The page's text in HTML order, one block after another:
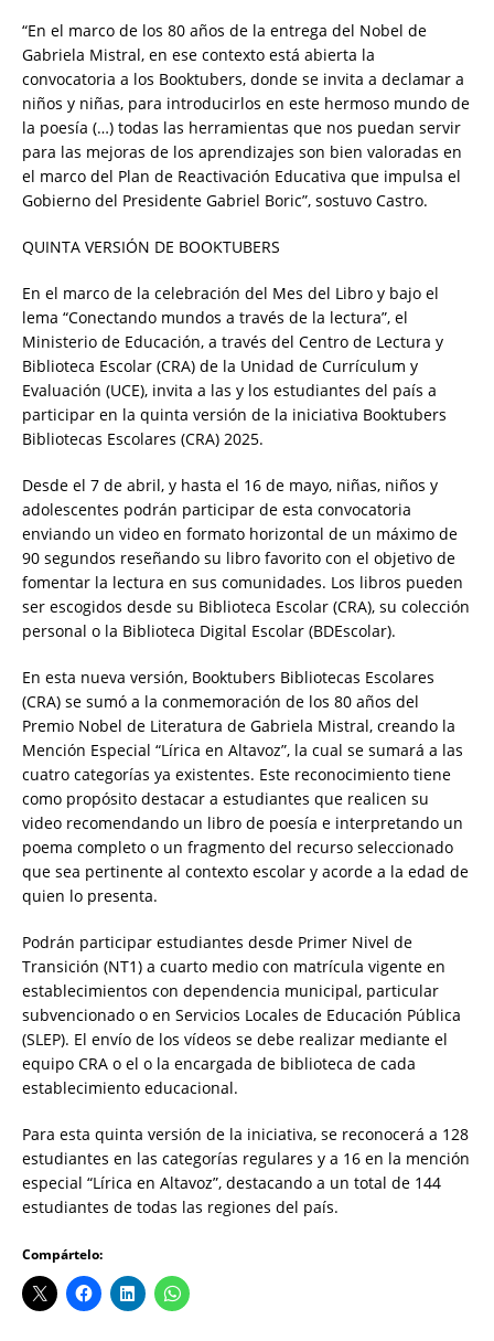
“En el marco de los 80 años de la entrega del Nobel de
Gabriela Mistral, en ese contexto está abierta la
convocatoria a los Booktubers, donde se invita a declamar a
niños y niñas, para introducirlos en este hermoso mundo de
la poesía (…) todas las herramientas que nos puedan servir
para las mejoras de los aprendizajes son bien valoradas en
el marco del Plan de Reactivación Educativa que impulsa el
Gobierno del Presidente Gabriel Boric”, sostuvo Castro.
QUINTA VERSIÓN DE BOOKTUBERS
En el marco de la celebración del Mes del Libro y bajo el
lema “Conectando mundos a través de la lectura”, el
Ministerio de Educación, a través del Centro de Lectura y
Biblioteca Escolar (CRA) de la Unidad de Currículum y
Evaluación (UCE), invita a las y los estudiantes del país a
participar en la quinta versión de la iniciativa Booktubers
Bibliotecas Escolares (CRA) 2025.
Desde el 7 de abril, y hasta el 16 de mayo, niñas, niños y
adolescentes podrán participar de esta convocatoria
enviando un video en formato horizontal de un máximo de
90 segundos reseñando su libro favorito con el objetivo de
fomentar la lectura en sus comunidades. Los libros pueden
ser escogidos desde su Biblioteca Escolar (CRA), su colección
personal o la Biblioteca Digital Escolar (BDEscolar).
En esta nueva versión, Booktubers Bibliotecas Escolares
(CRA) se sumó a la conmemoración de los 80 años del
Premio Nobel de Literatura de Gabriela Mistral, creando la
Mención Especial “Lírica en Altavoz”, la cual se sumará a las
cuatro categorías ya existentes. Este reconocimiento tiene
como propósito destacar a estudiantes que realicen su
video recomendando un libro de poesía e interpretando un
poema completo o un fragmento del recurso seleccionado
que sea pertinente al contexto escolar y acorde a la edad de
quien lo presenta.
Podrán participar estudiantes desde Primer Nivel de
Transición (NT1) a cuarto medio con matrícula vigente en
establecimientos con dependencia municipal, particular
subvencionado o en Servicios Locales de Educación Pública
(SLEP). El envío de los vídeos se debe realizar mediante el
equipo CRA o el o la encargada de biblioteca de cada
establecimiento educacional.
Para esta quinta versión de la iniciativa, se reconocerá a 128
estudiantes en las categorías regulares y a 16 en la mención
especial “Lírica en Altavoz”, destacando a un total de 144
estudiantes de todas las regiones del país.
Compártelo: